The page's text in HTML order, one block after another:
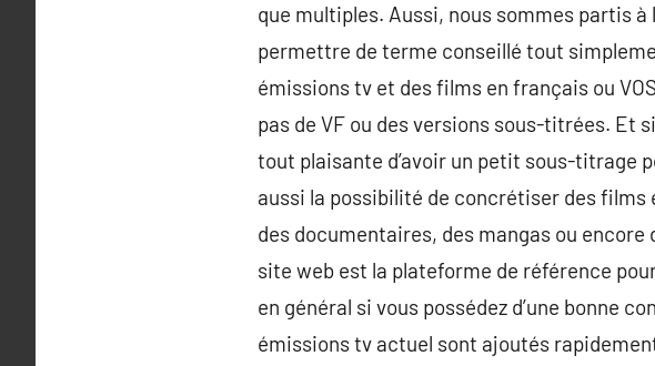
que multiples. Aussi, nous sommes partis
permettre de terme conseillé tout
émissions tv et des films en français ou
pas de VF ou des versions sous-titrées. Et
tout plaisante d’avoir un petit sous-titrage
aussi la possibilité de concrétiser des
des documentaires, des mangas ou
site web est la plateforme de référence
en général si vous possédez d’une bonne
émissions tv actuel sont ajoutés